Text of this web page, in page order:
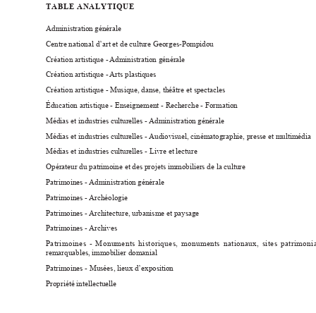
TABLE ANALYTIQUE
Administration générale
Centre national d’art et de culture Georges-Pompidou
Création artistique - Administration générale
Création artistique - Arts plastiques
Création artistique - Musique, danse, théâtre et spectacles
Éducation artistique - Enseignement - Recherche - Formation
Médias et industries culturelles - Administration générale
Médias et industries culturelles - Audiovisuel, cinématographie, presse et multimédia
Médias et industries culturelles - Livre et lecture
Opérateur du patrimoine et des projets immobiliers de la culture
Patrimoines - Administration générale
Patrimoines - Archéologie
Patrimoines - Architecture, urbanisme et paysage
Patrimoines - Archives
Patrimoines - Monuments historiques, monuments nationaux, sites
remarquables, immobilier domanial
Patrimoines - Musées, lieux d’exposition
Propriété intellectuelle